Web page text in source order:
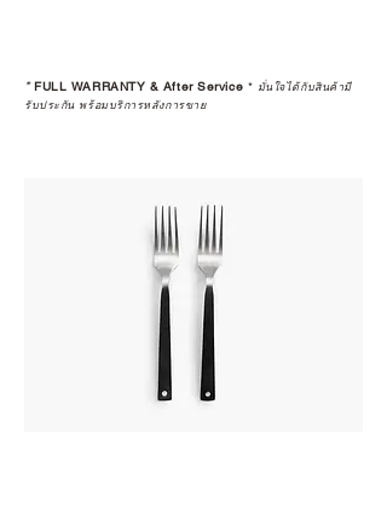
*FULL WARRANTY & After Service * มั่นใจได้กับสินค้ามี
รับประกัน พร้อมบริการหลังการขาย